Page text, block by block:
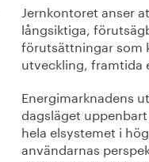
Jernkontoret anser
långsiktiga,
förutsättningar som
utveckling, framtida
Energimarknadens
dagsläget
hela elsystemet i
användarnas